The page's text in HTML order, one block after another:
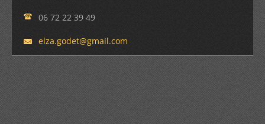
06 72 22 39 49
elza.godet@gmail.com